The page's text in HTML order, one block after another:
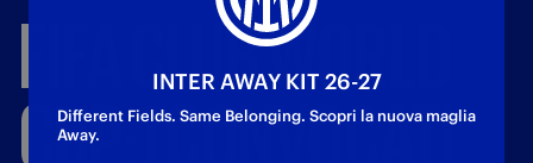
FIFA CLUBWORLD
CUP:ICONVOCATI
INTER AWAY KIT 26-27
Different Fields. Same Belonging. Scopri la nuova maglia
Away.